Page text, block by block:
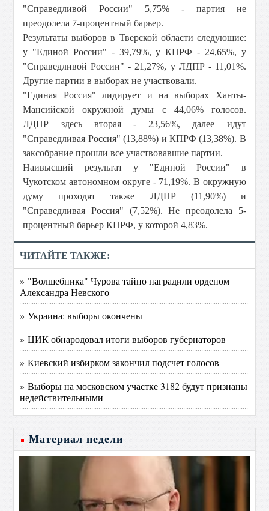
"Справедливой России" 5,75% - партия не
преодолела 7-процентный барьер.
Результаты выборов в Тверской области следующие:
у "Единой России" - 39,79%, у КПРФ - 24,65%, у
"Справедливой России" - 21,27%, у ЛДПР - 11,01%.
Другие партии в выборах не участвовали.
"Единая Россия" лидирует и на выборах Ханты-
Мансийской окружной думы с 44,06% голосов.
ЛДПР здесь вторая - 23,56%, далее идут
"Справедливая Россия" (13,88%) и КПРФ (13,38%). В
заксобрание прошли все участвовавшие партии.
Наивысший результат у "Единой России" в
Чукотском автономном округе - 71,19%. В окружную
думу проходят также ЛДПР (11,90%) и
"Справедливая Россия" (7,52%). Не преодолела 5-
процентный барьер КПРФ, у которой 4,83%.
ЧИТАЙТЕ ТАКЖЕ:
» "Волшебника" Чурова тайно наградили орденом
Александра Невского
» Украина: выборы окончены
» ЦИК обнародовал итоги выборов губернаторов
» Киевский избирком закончил подсчет голосов
» Выборы на московском участке 3182 будут признаны
недействительными
Материал недели